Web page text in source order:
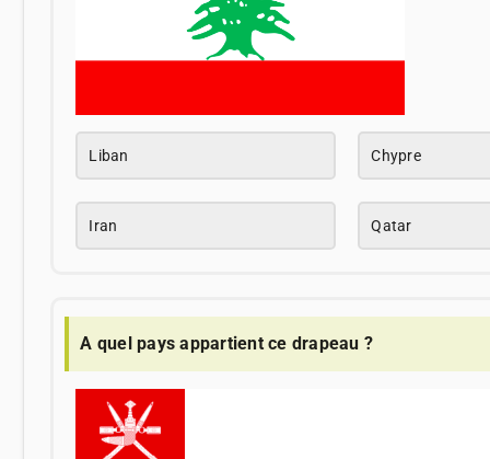
Liban Chypre
Iran Qatar
A quel pays appartient ce drapeau ?